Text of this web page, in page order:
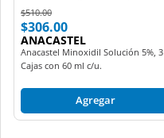
Price reduced from
$510.00to
$306.00
ANACASTEL
Anacastel Minoxidil Solución 5%, 3
Cajas con 60 ml c/u.
Agregar